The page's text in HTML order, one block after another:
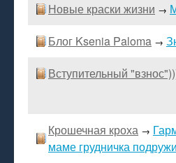
Новые краски жизни →
Блог Ksenia Paloma →
Вступительный
Крошечная кроха →
маме грудничка